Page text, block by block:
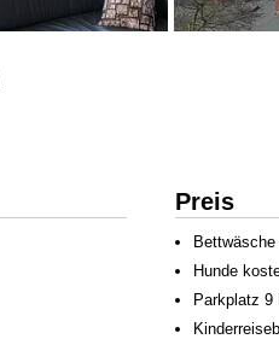
Preis
Hunde
Parkplatz 9